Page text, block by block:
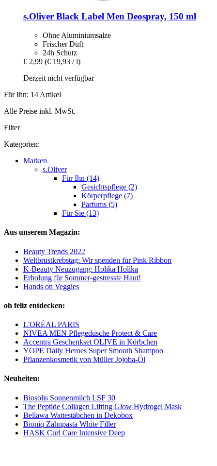
s.Oliver Black Label Men Deospray, 150 ml
Ohne Aluminiumsalze
Frischer Duft
24h Schutz
€ 2,99 (€ 19,93 / l)
Derzeit nicht verfügbar
Für Ihn: 14 Artikel
Alle Preise inkl. MwSt.
Filter
Kategorien:
Marken
s.Oliver
Für Ihn (14)
Gesichtspflege (2)
Körperpflege (7)
Parfums (5)
Für Sie (13)
Aus unserem Magazin:
Beauty Trends 2022
Weltbrustkrebstag: Wir spenden für Pink Ribbon
K-Beauty Neuzugang: Holika Holika
Erholung für Sommer-gestresste Haut!
Hands on Veggies
oh feliz entdecken:
L'ORÉAL PARIS
NIVEA MEN Pflegedusche Protect & Care
Accentra Geschenkset OLIVE in Körbchen
YOPE Daily Heroes Super Smooth Shampoo
Pflanzenkosmetik von Müller Jojoba-Öl
Neuheiten:
Biosolis Sonnenmilch LSF 30
The Peptide Collagen Lifting Glow Hydrogel Mask
Bellawa Wattestäbchen in Dekobox
Bioniq Zahnpasta White Filler
HASK Curl Care Intensive Deep